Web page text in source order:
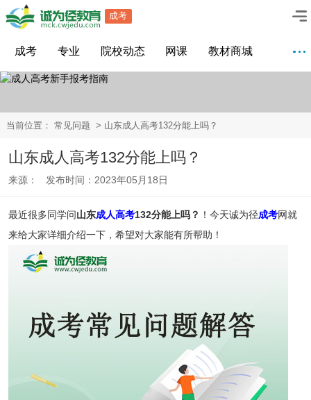
成考
成考 专业 院校动态 网课 教材商城
当前位置： 常见问题 > 山东成人高考132分能上吗？
山东成人高考132分能上吗？
来源： 发布时间：2023年05月18日
最近很多同学问山东成人高考132分能上吗？ ！今天诚为径成考网就
来给大家详细介绍一下，希望对大家能有所帮助！